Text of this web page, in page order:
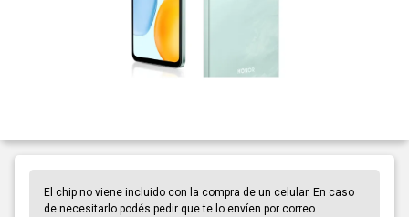
El chip no viene incluido con la compra de un celular. En caso
de necesitarlo podés pedir que te lo envíen por correo